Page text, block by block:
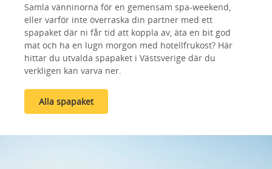
Samla vänninorna för en gemensam spa-weekend,
eller varför inte överraska din partner med ett
spapaket där ni får tid att koppla av, äta en bit god
mat och ha en lugn morgon med hotellfrukost? Här
hittar du utvalda spapaket i Västsverige där du
verkligen kan varva ner.
Alla spapaket